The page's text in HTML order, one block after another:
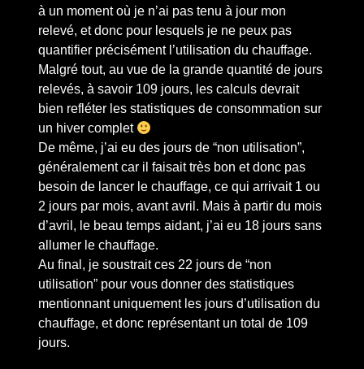
à un moment où je n’ai pas tenu à jour mon
relevé, et donc pour lesquels je ne peux pas
quantifier précisément l’utilisation du chauffage.
Malgré tout, au vue de la grande quantité de jours
relevés, à savoir 109 jours, les calculs devrait
bien refléter les statistiques de consommation sur
un hiver complet
De même, j’ai eu des jours de “non utilisation”,
généralement car il faisait très bon et donc pas
besoin de lancer le chauffage, ce qui arrivait 1 ou
2 jours par mois, avant avril. Mais à partir du mois
d’avril, le beau temps aidant, j’ai eu 18 jours sans
allumer le chauffage.
Au final, je soustrait ces 22 jours de “non
utilisation” pour vous donner des statistiques
mentionnant uniquement les jours d’utilisation du
chauffage, et donc représentant un total de 109
jours.